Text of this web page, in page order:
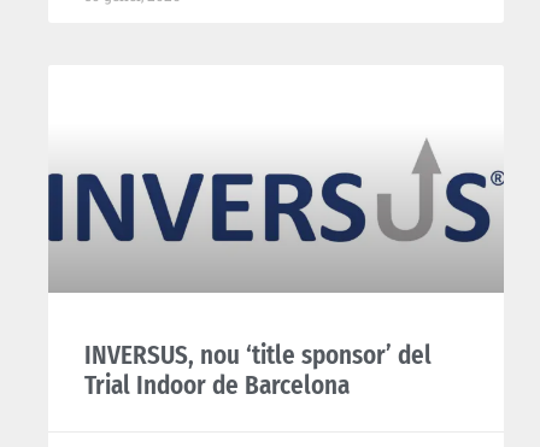
INVERSUS, nou ‘title sponsor’ del
Trial Indoor de Barcelona